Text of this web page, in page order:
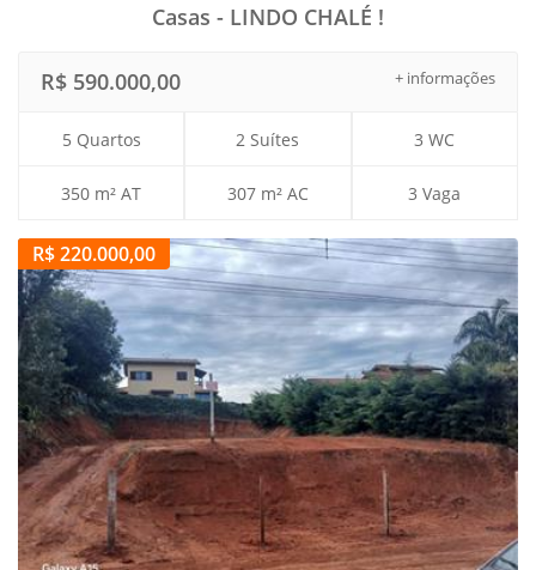
Casas - LINDO CHALÉ !
+ informações
R$ 590.000,00
5 Quartos 2 Suítes 3 WC
350 m² AT 307 m² AC 3 Vaga
R$ 220.000,00